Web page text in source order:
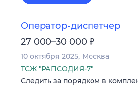
Оператор-диспетчер
27 000–30 000 ₽
10 октября 2025 Москва
ТСЖ "РАПСОДИЯ-7"
Следить за порядком в